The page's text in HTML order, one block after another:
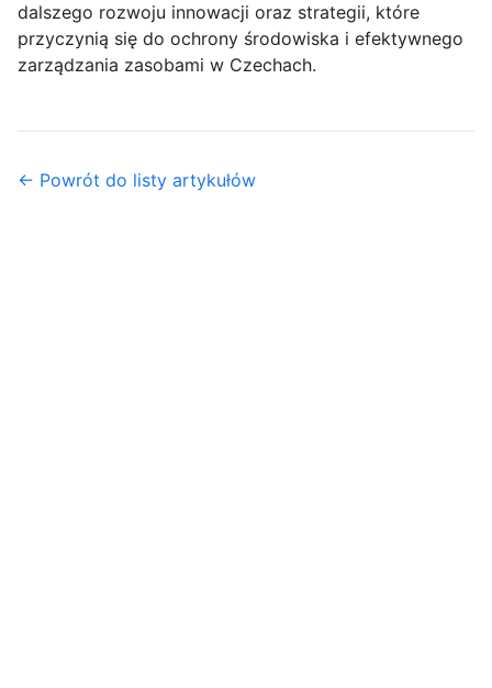
dalszego rozwoju innowacji oraz strategii, które
przyczynią się do ochrony środowiska i efektywnego
zarządzania zasobami w Czechach.
← Powrót do listy artykułów